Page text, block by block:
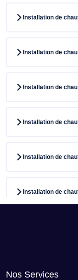
Installation de
Installation de
Installation de
Installation de
Installation de
Installation de
Nos Services